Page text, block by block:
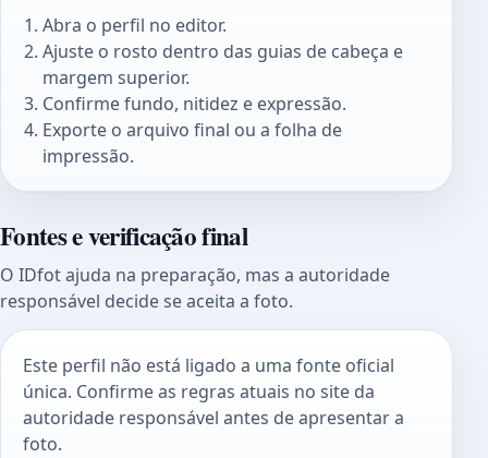
Abra o perfil no editor.
Ajuste o rosto dentro das guias de cabeça e
margem superior.
Confirme fundo, nitidez e expressão.
Exporte o arquivo final ou a folha de
impressão.
Fontes e verificação final
O IDfot ajuda na preparação, mas a autoridade
responsável decide se aceita a foto.
Este perfil não está ligado a uma fonte oficial
única. Confirme as regras atuais no site da
autoridade responsável antes de apresentar a
foto.